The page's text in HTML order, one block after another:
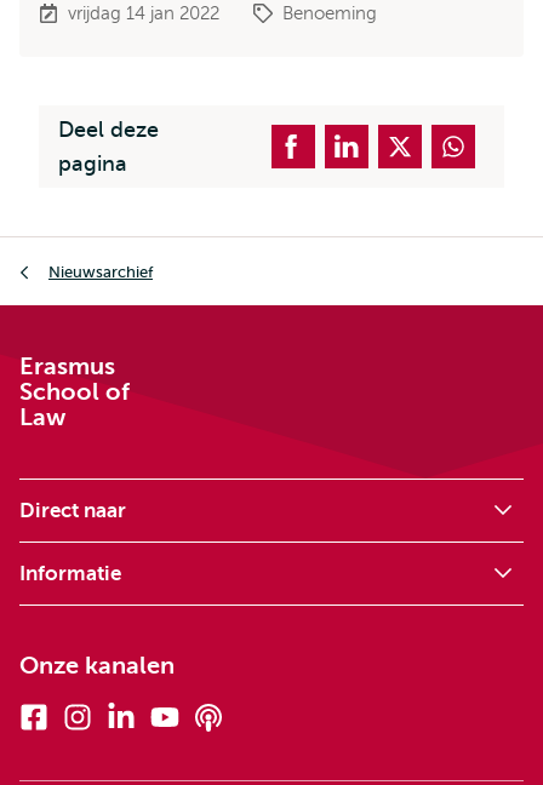
vrijdag 14 jan 2022 Benoeming
Deel deze
pagina
Nieuwsarchief
Erasmus
School of
Law
Direct naar
Informatie
Onze kanalen
FacebookInstagramLinkedinYoutube